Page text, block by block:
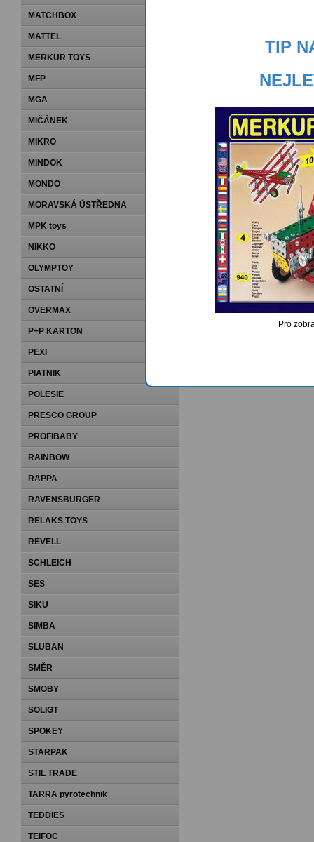
MATCHBOX
MATTEL
MERKUR TOYS
MFP
MGA
MIČÁNEK
MIKRO
MINDOK
MONDO
MORAVSKÁ ÚSTŘEDNA
MPK toys
NIKKO
OLYMPTOY
OSTATNÍ
OVERMAX
P+P KARTON
PEXI
PIATNIK
POLESIE
PRESCO GROUP
PROFIBABY
RAINBOW
RAPPA
RAVENSBURGER
RELAKS TOYS
REVELL
SCHLEICH
SES
SIKU
SIMBA
SLUBAN
SMĚR
SMOBY
SOLIGT
SPOKEY
STARPAK
STIL TRADE
TARRA pyrotechnik
TEDDIES
TEIFOC
Cena18 Kč- Kyblík střední
2 6
TIP
Pro